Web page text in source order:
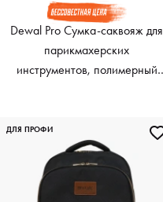
Dewal Pro Сумка-саквояж для
парикмахерских
инструментов, полимерный
ДЛЯ ПРОФИ